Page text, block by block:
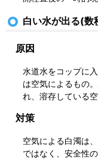
白い水が出る(数
原因
水道水をコップに
は空気によるもの
れ、溶存している
対策
空気による白濁は
ではなく、安全性